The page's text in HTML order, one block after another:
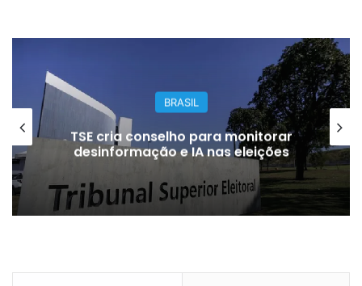
BRASIL
TSE cria conselho para monitorar
desinformação e IA nas eleições